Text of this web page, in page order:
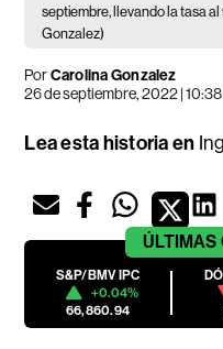
septiembre, llevando la tasa al
Gonzalez)
PorCarolina Gonzalez
26 de septiembre, 2022 |
Lea esta historia en
ÚLTIMAS
S&P/BMV IPC
+0.04%
66,860.94